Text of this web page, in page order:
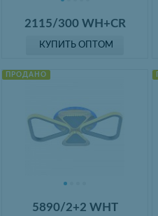
2115/300 WH+CR
КУПИТЬ ОПТОМ
ПРОДАНО
5890/2+2 WHT